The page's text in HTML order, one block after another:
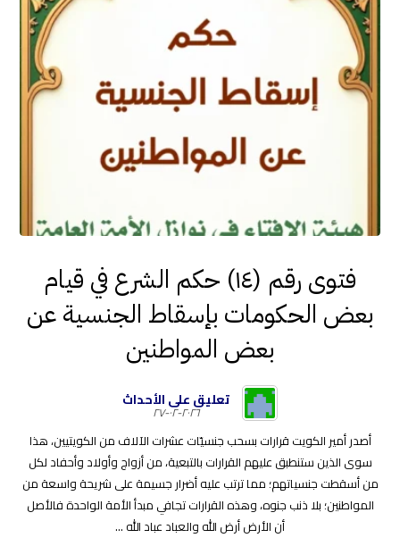
فتوى رقم (١٤) حكم الشرع في قيام
بعض الحكومات بإسقاط الجنسية عن
بعض المواطنين
تعليق على الأحداث
٢٠٢٦-٠٢-٢٧
أصدر أمير الكويت قرارات بسحب جنسيّات عشرات الآلاف من الكويتيين، هذا
سوى الذين ستنطبق عليهم القرارات بالتبعية، من أزواج وأولاد وأحفاد لكل
من أسقطت جنسياتهم؛ مما ترتب عليه أضرار جسيمة على شريحة واسعة من
المواطنين؛ بلا ذنب جنوه، وهذه القرارات تجافي مبدأ الأمة الواحدة فالأصل
أن الأرض أرض الله والعباد عباد الله ...